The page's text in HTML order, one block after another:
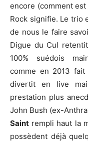
encore (comment
Rock signifie. Le trio
de nous le faire
Digue du Cul
100% suédois
comme en 2013
divertit en live
prestation plus
John Bush (ex-
Saint rempli haut la
possèdent déjà